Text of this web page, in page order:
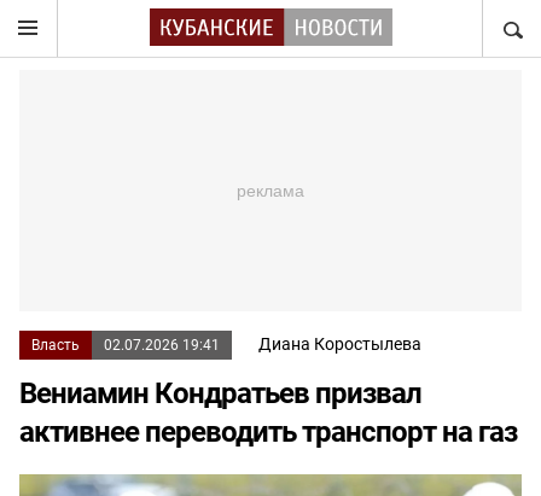
Власть 02.07.2026 19:41 Диана Коростылева
Вениамин Кондратьев призвал
активнее переводить транспорт на газ